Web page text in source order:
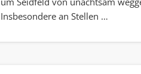
Insbesondere an Stellen …